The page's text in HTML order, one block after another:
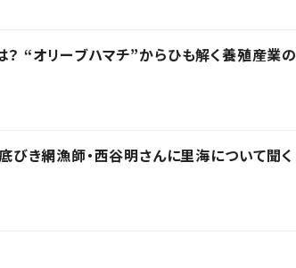
“オリーブハマチ”からひも解く養殖産業
びき網漁師・西谷明さんに里海について聞く